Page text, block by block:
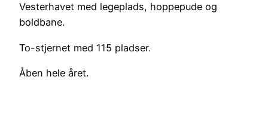
Vesterhavet med legeplads, hoppepude og
boldbane.
To-stjernet med 115 pladser.
Åben hele året.